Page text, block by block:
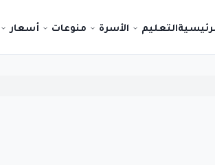
التعليم الأسرة منوعات أسعار